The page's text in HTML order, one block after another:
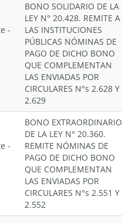
-
BONO SOLIDARIO DE LA
LEY N° 20.428. REMITE A
LAS INSTITUCIONES
PÚBLICAS NÓMINAS DE
PAGO DE DICHO BONO
QUE COMPLEMENTAN
LAS ENVIADAS POR
CIRCULARES N°s 2.628 Y
2.629
-
BONO EXTRAORDINARIO
DE LA LEY N° 20.360.
REMITE NÓMINAS DE
PAGO DE DICHO BONO
QUE COMPLEMENTAN
LAS ENVIADAS POR
CIRCULARES N°s 2.551 Y
2.552